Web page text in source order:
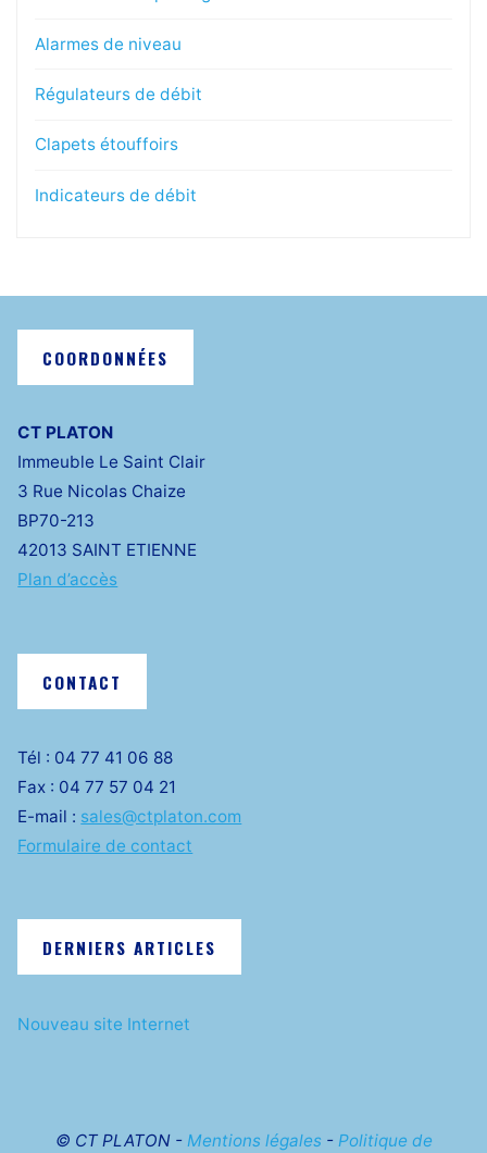
Alarmes de niveau
Régulateurs de débit
Clapets étouffoirs
Indicateurs de débit
COORDONNÉES
CT PLATON
Immeuble Le Saint Clair
3 Rue Nicolas Chaize
BP70-213
42013 SAINT ETIENNE
Plan d’accès
CONTACT
Tél : 04 77 41 06 88
Fax : 04 77 57 04 21
E-mail : sales@ctplaton.com
Formulaire de contact
DERNIERS ARTICLES
Nouveau site Internet
© CT PLATON - Mentions légales- Politique de